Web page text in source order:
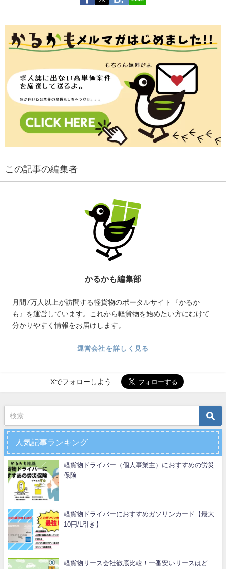
この記事の編集者
かるかも編集部
月間7万人以上が訪問する軽貨物のポータルサイト『かるか
も』を運営しています。これから軽貨物を始めたい方にむけて
分かりやすく情報をお届けします。
運営会社を詳しく見る
Xでフォローしよう
人気記事ランキング
軽貨物ドライバー（個人事業主）におすすめの労災
保険
軽貨物ドライバーにおすすめガソリンカード【最大
10円/L引き】
軽貨物リース会社徹底比較！一番安いリースはど